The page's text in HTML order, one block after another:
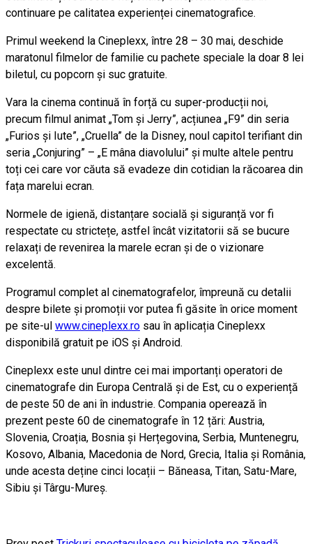
continuare pe calitatea experienței cinematografice.
Primul weekend la Cineplexx, între 28 – 30 mai, deschide
maratonul filmelor de familie cu pachete speciale la doar 8 lei
biletul, cu popcorn și suc gratuite.
Vara la cinema continuă în forță cu super-producții noi,
precum filmul animat „Tom și Jerry”, acțiunea „F9” din seria
„Furios și Iute”, „Cruella” de la Disney, noul capitol terifiant din
seria „Conjuring” – „E mâna diavolului” și multe altele pentru
toți cei care vor căuta să evadeze din cotidian la răcoarea din
fața marelui ecran.
Normele de igienă, distanțare socială și siguranță vor fi
respectate cu strictețe, astfel încât vizitatorii să se bucure
relaxați de revenirea la marele ecran și de o vizionare
excelentă.
Programul complet al cinematografelor, împreună cu detalii
despre bilete și promoții vor putea fi găsite în orice moment
pe site-ul www.cineplexx.ro sau în aplicația Cineplexx
disponibilă gratuit pe iOS și Android.
Cineplexx este unul dintre cei mai importanți operatori de
cinematografe din Europa Centrală și de Est, cu o experiență
de peste 50 de ani în industrie. Compania operează în
prezent peste 60 de cinematografe în 12 țări: Austria,
Slovenia, Croația, Bosnia și Herțegovina, Serbia, Muntenegru,
Kosovo, Albania, Macedonia de Nord, Grecia, Italia și România,
unde acesta deține cinci locații – Băneasa, Titan, Satu-Mare,
Sibiu și Târgu-Mureș.